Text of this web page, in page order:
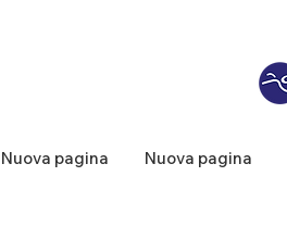
Nuova pagina Nuova pagina